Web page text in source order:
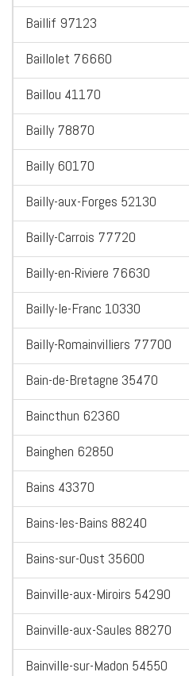
Baillif 97123
Baillolet 76660
Baillou 41170
Bailly 78870
Bailly 60170
Bailly-aux-Forges 52130
Bailly-Carrois 77720
Bailly-en-Riviere 76630
Bailly-le-Franc 10330
Bailly-Romainvilliers 77700
Bain-de-Bretagne 35470
Baincthun 62360
Bainghen 62850
Bains 43370
Bains-les-Bains 88240
Bains-sur-Oust 35600
Bainville-aux-Miroirs 54290
Bainville-aux-Saules 88270
Bainville-sur-Madon 54550